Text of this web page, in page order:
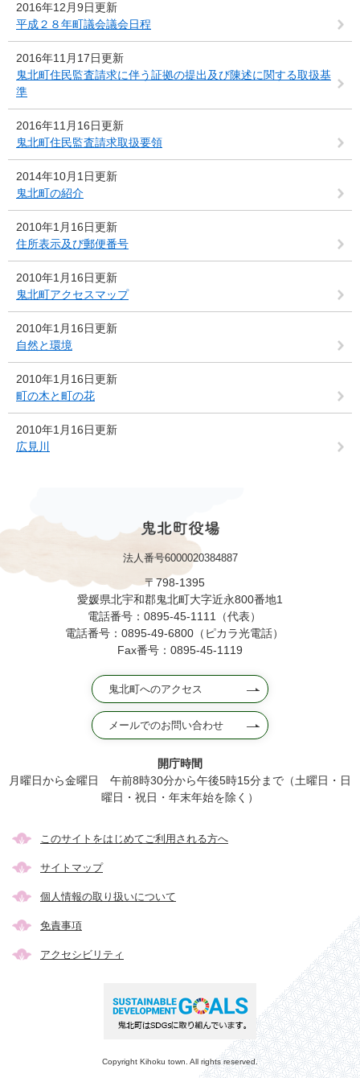
2016年12月9日更新
平成２８年町議会議会日程
2016年11月17日更新
鬼北町住民監査請求に伴う証拠の提出及び陳述に関する取扱基
準
2016年11月16日更新
鬼北町住民監査請求取扱要領
2014年10月1日更新
鬼北町の紹介
2010年1月16日更新
住所表示及び郵便番号
2010年1月16日更新
鬼北町アクセスマップ
2010年1月16日更新
自然と環境
2010年1月16日更新
町の木と町の花
2010年1月16日更新
広見川
法人番号6000020384887
〒798-1395
愛媛県北宇和郡鬼北町大字近永800番地1
電話番号：0895-45-1111（代表）
電話番号：0895-49-6800（ピカラ光電話）
Fax番号：0895-45-1119
鬼北町へのアクセス
メールでのお問い合わせ
開庁時間
月曜日から金曜日 午前8時30分から午後5時15分まで（土曜日・日
曜日・祝日・年末年始を除く）
このサイトをはじめてご利用される方へ
サイトマップ
個人情報の取り扱いについて
免責事項
アクセシビリティ
Copyright Kihoku town. All rights reserved.